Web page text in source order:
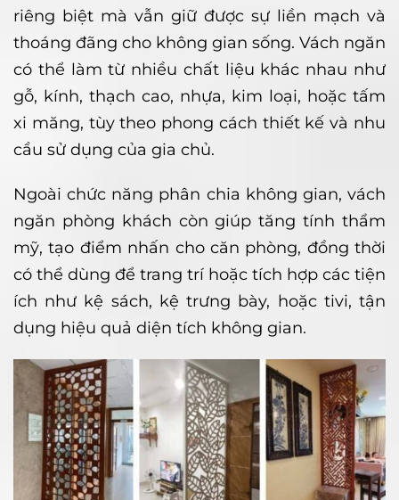
riêng biệt mà vẫn giữ được sự liền mạch và
thoáng đãng cho không gian sống. Vách ngăn
có thể làm từ nhiều chất liệu khác nhau như
gỗ, kính, thạch cao, nhựa, kim loại, hoặc tấm
xi măng, tùy theo phong cách thiết kế và nhu
cầu sử dụng của gia chủ.
Ngoài chức năng phân chia không gian, vách
ngăn phòng khách còn giúp tăng tính thẩm
mỹ, tạo điểm nhấn cho căn phòng, đồng thời
có thể dùng để trang trí hoặc tích hợp các tiện
ích như kệ sách, kệ trưng bày, hoặc tivi, tận
dụng hiệu quả diện tích không gian.